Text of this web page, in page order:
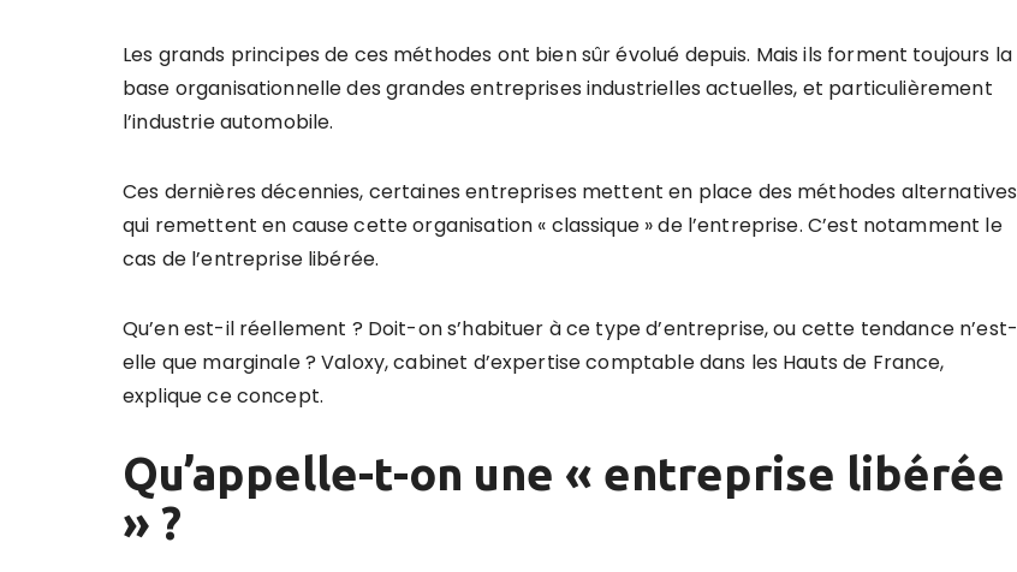
Les grands principes de ces méthodes ont bien sûr évolué depuis. Mais ils forment toujours la
base organisationnelle des grandes entreprises industrielles actuelles, et particulièrement
l’industrie automobile.
Ces dernières décennies, certaines entreprises mettent en place des méthodes alternatives
qui remettent en cause cette organisation « classique » de l’entreprise. C’est notamment le
cas de l’entreprise libérée.
Qu’en est-il réellement ? Doit-on s’habituer à ce type d’entreprise, ou cette tendance n’est-
elle que marginale ? Valoxy, cabinet d’expertise comptable dans les Hauts de France,
explique ce concept.
Qu’appelle-t-on une « entreprise libérée
» ?